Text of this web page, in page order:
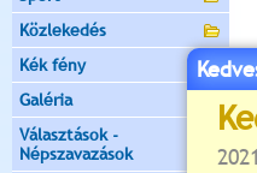
Közlekedés
Kék fény
Galéria
Választások -
Népszavazások